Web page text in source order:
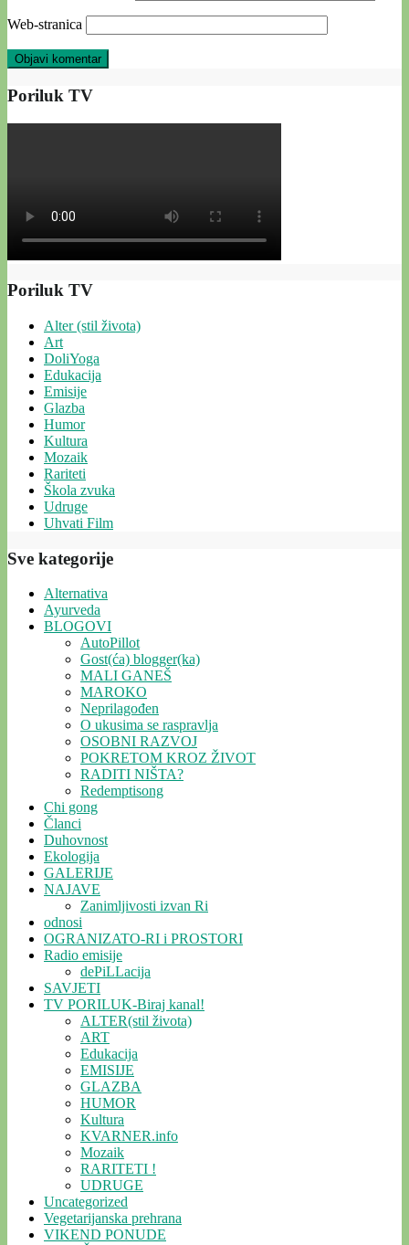
Web-stranica
Poriluk TV
Poriluk TV
Alter (stil života)
Art
DoliYoga
Edukacija
Emisije
Glazba
Humor
Kultura
Mozaik
Rariteti
Škola zvuka
Udruge
Uhvati Film
Sve kategorije
Alternativa
Ayurveda
BLOGOVI
AutoPillot
Gost(ća) blogger(ka)
MALI GANEŠ
MAROKO
Neprilagođen
O ukusima se raspravlja
OSOBNI RAZVOJ
POKRETOM KROZ ŽIVOT
RADITI NIŠTA?
Redemptisong
Chi gong
Članci
Duhovnost
Ekologija
GALERIJE
NAJAVE
Zanimljivosti izvan Ri
odnosi
OGRANIZATO-RI i PROSTORI
Radio emisije
dePiLLacija
SAVJETI
TV PORILUK-Biraj kanal!
ALTER(stil života)
ART
Edukacija
EMISIJE
GLAZBA
HUMOR
Kultura
KVARNER.info
Mozaik
RARITETI !
UDRUGE
Uncategorized
Vegetarijanska prehrana
VIKEND PONUDE